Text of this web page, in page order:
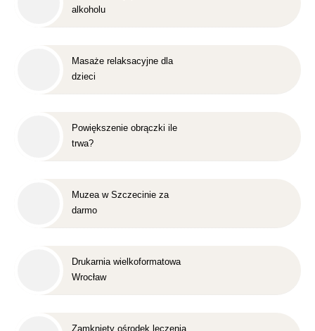
alkoholu
Masaże relaksacyjne dla
dzieci
Powiększenie obrączki ile
trwa?
Muzea w Szczecinie za
darmo
Drukarnia wielkoformatowa
Wrocław
Zamknięty ośrodek leczenia